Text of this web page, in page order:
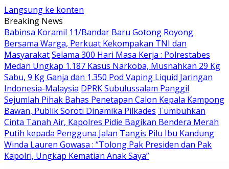
Langsung ke konten
Breaking News
Babinsa Koramil 11/Bandar Baru Gotong Royong
Bersama Warga, Perkuat Kekompakan TNI dan
MasyarakatSelama 300 Hari Masa Kerja : Polrestabes
Medan Ungkap 1.187 Kasus Narkoba, Musnahkan 29 Kg
Sabu, 9 Kg Ganja dan 1.350 Pod Vaping Liquid Jaringan
Indonesia-Malaysia DPRK Subulussalam Panggil
Sejumlah Pihak Bahas Penetapan Calon Kepala Kampong
Bawan, Publik Soroti Dinamika Pilkades ‎Tumbuhkan
Cinta Tanah Air, Kapolres Pidie Bagikan Bendera Merah
Putih kepada Pengguna Jalan Tangis Pilu Ibu Kandung
Winda Lauren Gowasa : “Tolong Pak Presiden dan Pak
Kapolri, Ungkap Kematian Anak Saya”